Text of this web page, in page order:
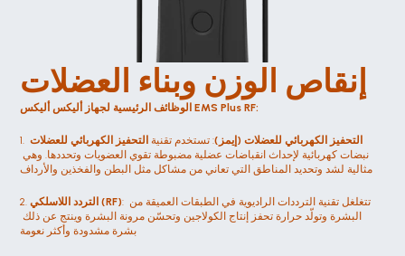
إنقاص الوزن وبناء العضلات
الوظائف الرئيسية لجهاز أليكس أليكس EMS Plus RF:
1. التحفيز الكهربائي للعضلات (إيمز): تستخدم تقنية التحفيز الكهربائي للعضلات
نبضات كهربائية لإحداث انقباضات عضلية مضبوطة تقوي العضويات وتحددها. وهي
مثالية لشد وتحديد المناطق التي تعاني من مشاكل مثل البطن والفخذين والأرداف
2. التردد اللاسلكي (RF): تتغلغل تقنية الترددات الراديوية في الطبقات العميقة من
البشرة وتولّد حرارة تحفز إنتاج الكولاجين وتحسّن مرونة البشرة وينتج عن ذلك
بشرة مشدودة وأكثر نعومة